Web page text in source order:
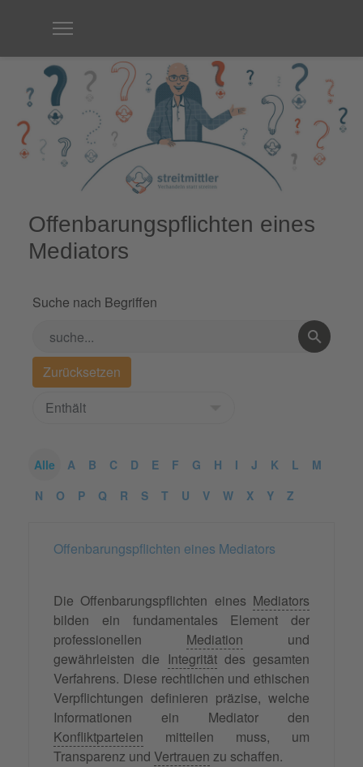
Offenbarungspflichten eines
Mediators
Suche nach Begriffen
Alle A B C D E F G H I J K L
M
N
O P Q R S T U V W X Y Z
Offenbarungspflichten eines Mediators
Die Offenbarungspflichten eines Mediators
bilden ein fundamentales Element der
professionellen Mediation und
gewährleisten die Integritätdes gesamten
Verfahrens. Diese rechtlichen und ethischen
Verpflichtungen definieren präzise, welche
Informationen ein Mediator den
Konfliktparteien mitteilen muss, um
Transparenz und Vertrauen zu schaffen.